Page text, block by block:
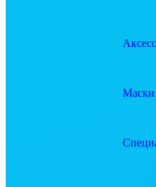
Маски